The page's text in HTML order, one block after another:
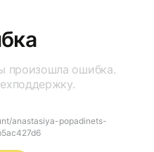
произошла ошибка.
anastasiya-popadinets-